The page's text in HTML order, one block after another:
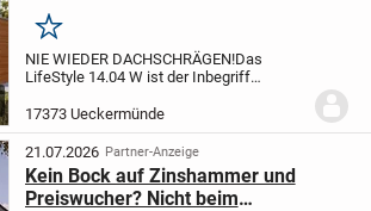
Merken
NIE WIEDER DACHSCHRÄGEN!Das
LifeStyle 14.04 W ist der Inbegriff
Einfamilienhaus mit Walmdach und einer
großzügigen Nettogrundfläche von etwa
145 m² wurde entworfen, um...
17373 Ueckermünde
21.07.2026 Partner-Anzeige
Kein Bock auf Zinshammer und
Preiswucher? Nicht beim